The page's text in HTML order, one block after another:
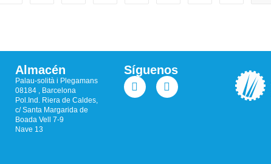
Almacén
Palau-solità i Plegamans
08184 , Barcelona
Pol.Ind. Riera de Caldes,
c/ Santa Margarida de
Boada Vell 7-9
Nave 13
Síguenos